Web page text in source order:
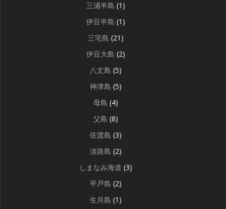
三浦半島 (1)
伊豆半島 (1)
三宅島 (21)
伊豆大島 (2)
八丈島 (5)
神津島 (5)
母島 (4)
父島 (8)
佐渡島 (3)
淡路島 (2)
しまなみ海道 (3)
平戸島 (2)
生月島 (1)